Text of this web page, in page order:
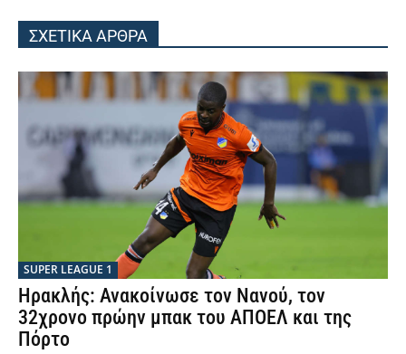
ΣΧΕΤΙΚΑ ΑΡΘΡΑ
SUPER LEAGUE 1
Ηρακλής: Ανακοίνωσε τον Νανού, τον
32χρονο πρώην μπακ του ΑΠΟΕΛ και της
Πόρτο